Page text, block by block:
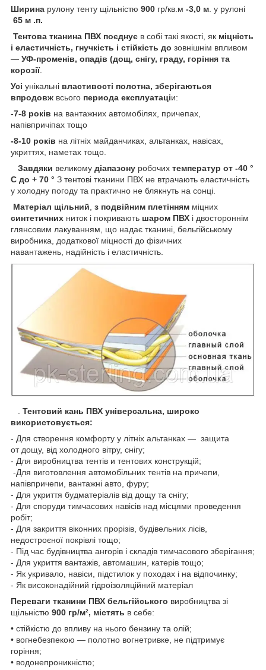
Ширина рулону тенту щільністю 900 гр/кв.м -3,0 м . у рулоні
65 м .п.
Тентова тканина ПВХ поєднує в собі такі якості, як міцність
і еластичність, гнучкість і стійкість до зовнішнім впливом
— УФ-променів, опадів (дощ, снігу, граду, горіння та
корозії.
Усі унікальні властивості полотна, зберігаються
впродовж всього периода експлуатаціи:
-7-8 років на вантажних автомобілях, причепах,
напівпричіпах тощо
-8-10 років на літніх майданчиках, альтанках, навісах,
укриттях, наметах тощо.
Завдяки великому діапазону робочих температур от -40 °
С до + 70 ° З тентові тканини ПВХ не втрачають еластичність
у холодну погоду та практично не блякнуть на сонці.
Матеріал щільний з подвійним плетінням міцних
синтетичних ниток і покривають шаром ПВХ і двостороннім
глянсовим лакуванням, що надає тканині, бельгійському
виробника, додаткової міцності до фізичних
навантажень, надійність і еластичність.
. Тентовий кань ПВХ універсальна, широко
використовується:
- Для створення комфорту у літніх альтанках — защита
от дощу, від холодного вітру, снігу;
- Для виробництва тентів и тентових конструкцій;
-Для виготовлення автомобільних тентів на причепи,
напівпричепи, вантажні авто, фуру;
- Для укриття будматеріалів від дощу та снігу;
- Для споруди тимчасових навісів над місцями проведення
робіт;
- Для закриття віконних прорізів, будівельних лісів,
недостроєної покрівлі тощо;
- Під час будівництва ангорів і складів тимчасового зберігання;
- Для укриття вантажів, автомашин, катерів тощо;
- Як укривало, навіси, підстилок у походах і на відпочинку;
- Як високонадійний гідроізоляційний матеріал
Переваги тканини ПВХ бельгійського виробництва зі
щільністю 900 гр/м², містять в себе:
• стійкістю до впливу на нього бензину та олій;
• вогнебезпекою — полотно вогнетривке, не підтримує
горіння;
• водонепроникністю;